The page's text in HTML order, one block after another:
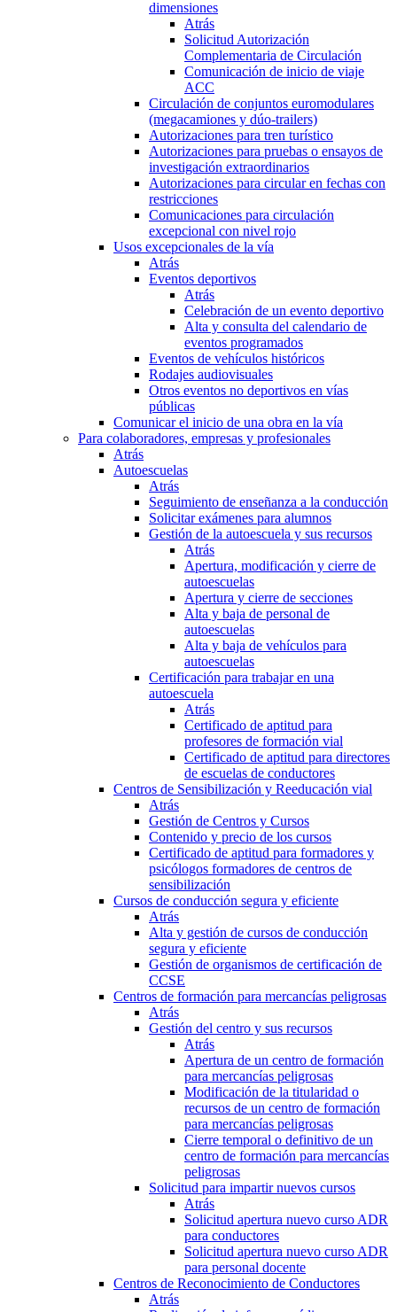
dimensiones
Atrás
Solicitud Autorización
Complementaria de Circulación
Comunicación de inicio de viaje
ACC
Circulación de conjuntos euromodulares
(megacamiones y dúo-trailers)
Autorizaciones para tren turístico
Autorizaciones para pruebas o ensayos de
investigación extraordinarios
Autorizaciones para circular en fechas con
restricciones
Comunicaciones para circulación
excepcional con nivel rojo
Usos excepcionales de la vía
Atrás
Eventos deportivos
Atrás
Celebración de un evento deportivo
Alta y consulta del calendario de
eventos programados
Eventos de vehículos históricos
Rodajes audiovisuales
Otros eventos no deportivos en vías
públicas
Comunicar el inicio de una obra en la vía
Para colaboradores, empresas y profesionales
Atrás
Autoescuelas
Atrás
Seguimiento de enseñanza a la conducción
Solicitar exámenes para alumnos
Gestión de la autoescuela y sus recursos
Atrás
Apertura, modificación y cierre de
autoescuelas
Apertura y cierre de secciones
Alta y baja de personal de
autoescuelas
Alta y baja de vehículos para
autoescuelas
Certificación para trabajar en una
autoescuela
Atrás
Certificado de aptitud para
profesores de formación vial
Certificado de aptitud para directores
de escuelas de conductores
Centros de Sensibilización y Reeducación vial
Atrás
Gestión de Centros y Cursos
Contenido y precio de los cursos
Certificado de aptitud para formadores y
psicólogos formadores de centros de
sensibilización
Cursos de conducción segura y eficiente
Atrás
Alta y gestión de cursos de conducción
segura y eficiente
Gestión de organismos de certificación de
CCSE
Centros de formación para mercancías peligrosas
Atrás
Gestión del centro y sus recursos
Atrás
Apertura de un centro de formación
para mercancías peligrosas
Modificación de la titularidad o
recursos de un centro de formación
para mercancías peligrosas
Cierre temporal o definitivo de un
centro de formación para mercancías
peligrosas
Solicitud para impartir nuevos cursos
Atrás
Solicitud apertura nuevo curso ADR
para conductores
Solicitud apertura nuevo curso ADR
para personal docente
Centros de Reconocimiento de Conductores
Atrás